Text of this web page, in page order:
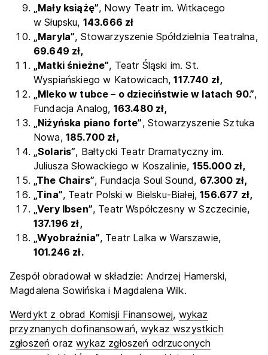
„Mały książę”, Nowy Teatr im. Witkacego
w Słupsku, 143.666 zł
„Maryla”, Stowarzyszenie Spółdzielnia Teatralna,
69.649 zł,
„Matki śnieżne”, Teatr Śląski im. St.
Wyspiańskiego w Katowicach,117.740 zł,
„Mleko w tubce – o dzieciństwie w latach 90.”,
Fundacja Analog, 163.480 zł,
„Niżyńska piano forte”, Stowarzyszenie Sztuka
Nowa, 185.700 zł,
„Solaris”, Bałtycki Teatr Dramatyczny im.
Juliusza Słowackiego w Koszalinie, 155.000 zł,
„The Chairs”, Fundacja Soul Sound, 67.300 zł,
„Tina”, Teatr Polski w Bielsku-Białej,156.677 zł,
„Very Ibsen”, Teatr Współczesny w Szczecinie,
137.196 zł,
„Wyobraźnia”, Teatr Lalka w Warszawie,
101.246 zł.
Zespół obradował w składzie: Andrzej Hamerski,
Magdalena Sowińska i Magdalena Wilk.
Werdykt z obrad Komisji Finansowej, wykaz
przyznanych dofinansowań,wykaz wszystkich
zgłoszeń orazwykaz zgłoszeń odrzuconych